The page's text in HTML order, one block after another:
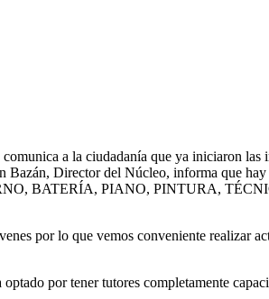
a la ciudadanía que ya iniciaron
Director del Núcleo, informa que
BATERÍA, PIANO, PINTURA,
por lo que vemos conveniente realizar
por tener tutores completamente